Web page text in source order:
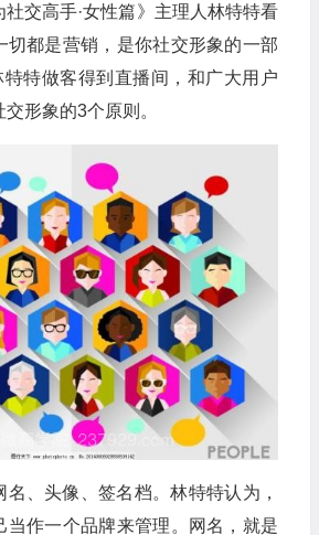
交高手·女性篇》主理人林特特看
切都是营销，是你社交形象的一部
特做客得到直播间，和广大用户
形象的3个原则。
名、头像、签名档。林特特认为，
当作一个品牌来管理。网名，就是